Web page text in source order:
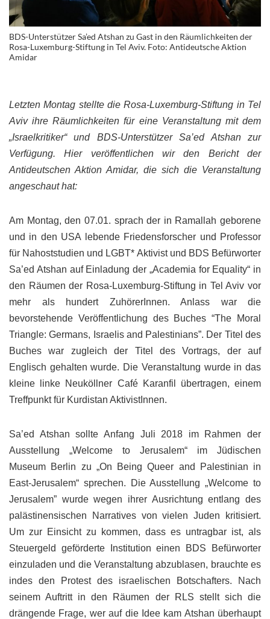
BDS-Unterstützer Sa’ed Atshan zu Gast in den Räumlichkeiten der
Rosa-Luxemburg-Stiftung in Tel Aviv. Foto: Antideutsche Aktion
Amidar
Letzten Montag stellte die Rosa-Luxemburg-Stiftung in Tel
Aviv ihre Räumlichkeiten für eine Veranstaltung mit dem
„Israelkritiker“ und BDS-Unterstützer Sa’ed Atshan zur
Verfügung. Hier veröffentlichen wir den Bericht der
Antideutschen Aktion Amidar, die sich die Veranstaltung
angeschaut hat:
Am Montag, den 07.01. sprach der in Ramallah geborene
und in den USA lebende Friedensforscher und Professor
für Nahoststudien und LGBT* Aktivist und BDS Befürworter
Sa’ed Atshan auf Einladung der „Academia for Equality“ in
den Räumen der Rosa-Luxemburg-Stiftung in Tel Aviv vor
mehr als hundert ZuhörerInnen. Anlass war die
bevorstehende Veröffentlichung des Buches “The Moral
Triangle: Germans, Israelis and Palestinians”. Der Titel des
Buches war zugleich der Titel des Vortrags, der auf
Englisch gehalten wurde. Die Veranstaltung wurde in das
kleine linke Neuköllner Café Karanfil übertragen, einem
Treffpunkt für Kurdistan AktivistInnen.
Sa’ed Atshan sollte Anfang Juli 2018 im Rahmen der
Ausstellung „Welcome to Jerusalem“ im Jüdischen
Museum Berlin zu „On Being Queer and Palestinian in
East-Jerusalem“ sprechen. Die Ausstellung „Welcome to
Jerusalem” wurde wegen ihrer Ausrichtung entlang des
palästinensischen Narratives von vielen Juden kritisiert.
Um zur Einsicht zu kommen, dass es untragbar ist, als
Steuergeld geförderte Institution einen BDS Befürworter
einzuladen und die Veranstaltung abzublasen, brauchte es
indes den Protest des israelischen Botschafters. Nach
seinem Auftritt in den Räumen der RLS stellt sich die
drängende Frage, wer auf die Idee kam Atshan überhaupt